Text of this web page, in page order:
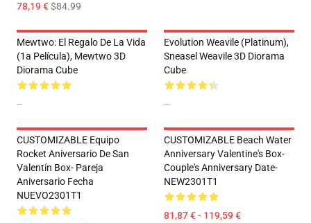
78,19 €$84.99
Mewtwo: El Regalo De La Vida
(1a Película), Mewtwo 3D
Diorama Cube
--
Evolution Weavile (Platinum),
Sneasel Weavile 3D Diorama
Cube
--
CUSTOMIZABLE Equipo
Rocket Aniversario De San
Valentín Box- Pareja
Aniversario Fecha
NUEVO2301T1
CUSTOMIZABLE Beach Water
Anniversary Valentine's Box-
Couple's Anniversary Date-
NEW2301T1
81,87 € - 119,59 €